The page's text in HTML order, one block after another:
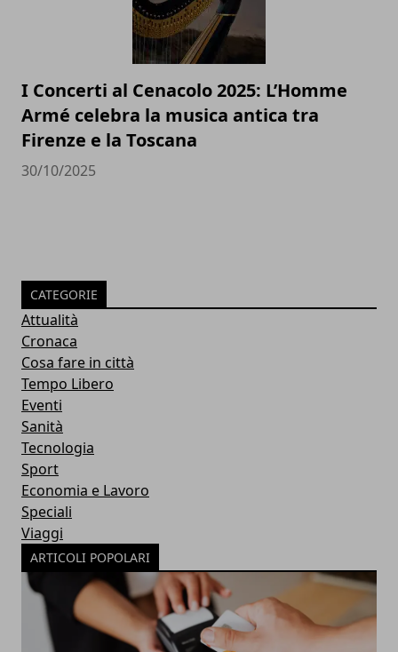
I Concerti al Cenacolo 2025: L’Homme
Armé celebra la musica antica tra
Firenze e la Toscana
30/10/2025
CATEGORIE
Attualità
Cronaca
Cosa fare in città
Tempo Libero
Eventi
Sanità
Tecnologia
Sport
Economia e Lavoro
Speciali
Viaggi
ARTICOLI POPOLARI